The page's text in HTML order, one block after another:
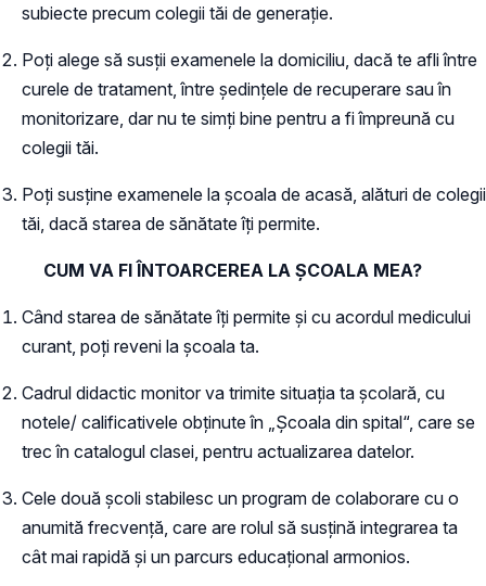
subiecte precum colegii tăi de generație.
Poți alege să susții examenele la domiciliu, dacă te afli între
curele de tratament, între ședințele de recuperare sau în
monitorizare, dar nu te simți bine pentru a fi împreună cu
colegii tăi.
Poți susține examenele la școala de acasă, alături de colegii
tăi, dacă starea de sănătate îți permite.
CUM VA FI ÎNTOARCEREA LA ȘCOALA MEA?
Când starea de sănătate îți permite și cu acordul medicului
curant, poți reveni la școala ta.
Cadrul didactic monitor va trimite situația ta școlară, cu
notele/ calificativele obținute în „Școala din spital“, care se
trec în catalogul clasei, pentru actualizarea datelor.
Cele două școli stabilesc un program de colaborare cu o
anumită frecvență, care are rolul să susțină integrarea ta
cât mai rapidă și un parcurs educațional armonios.